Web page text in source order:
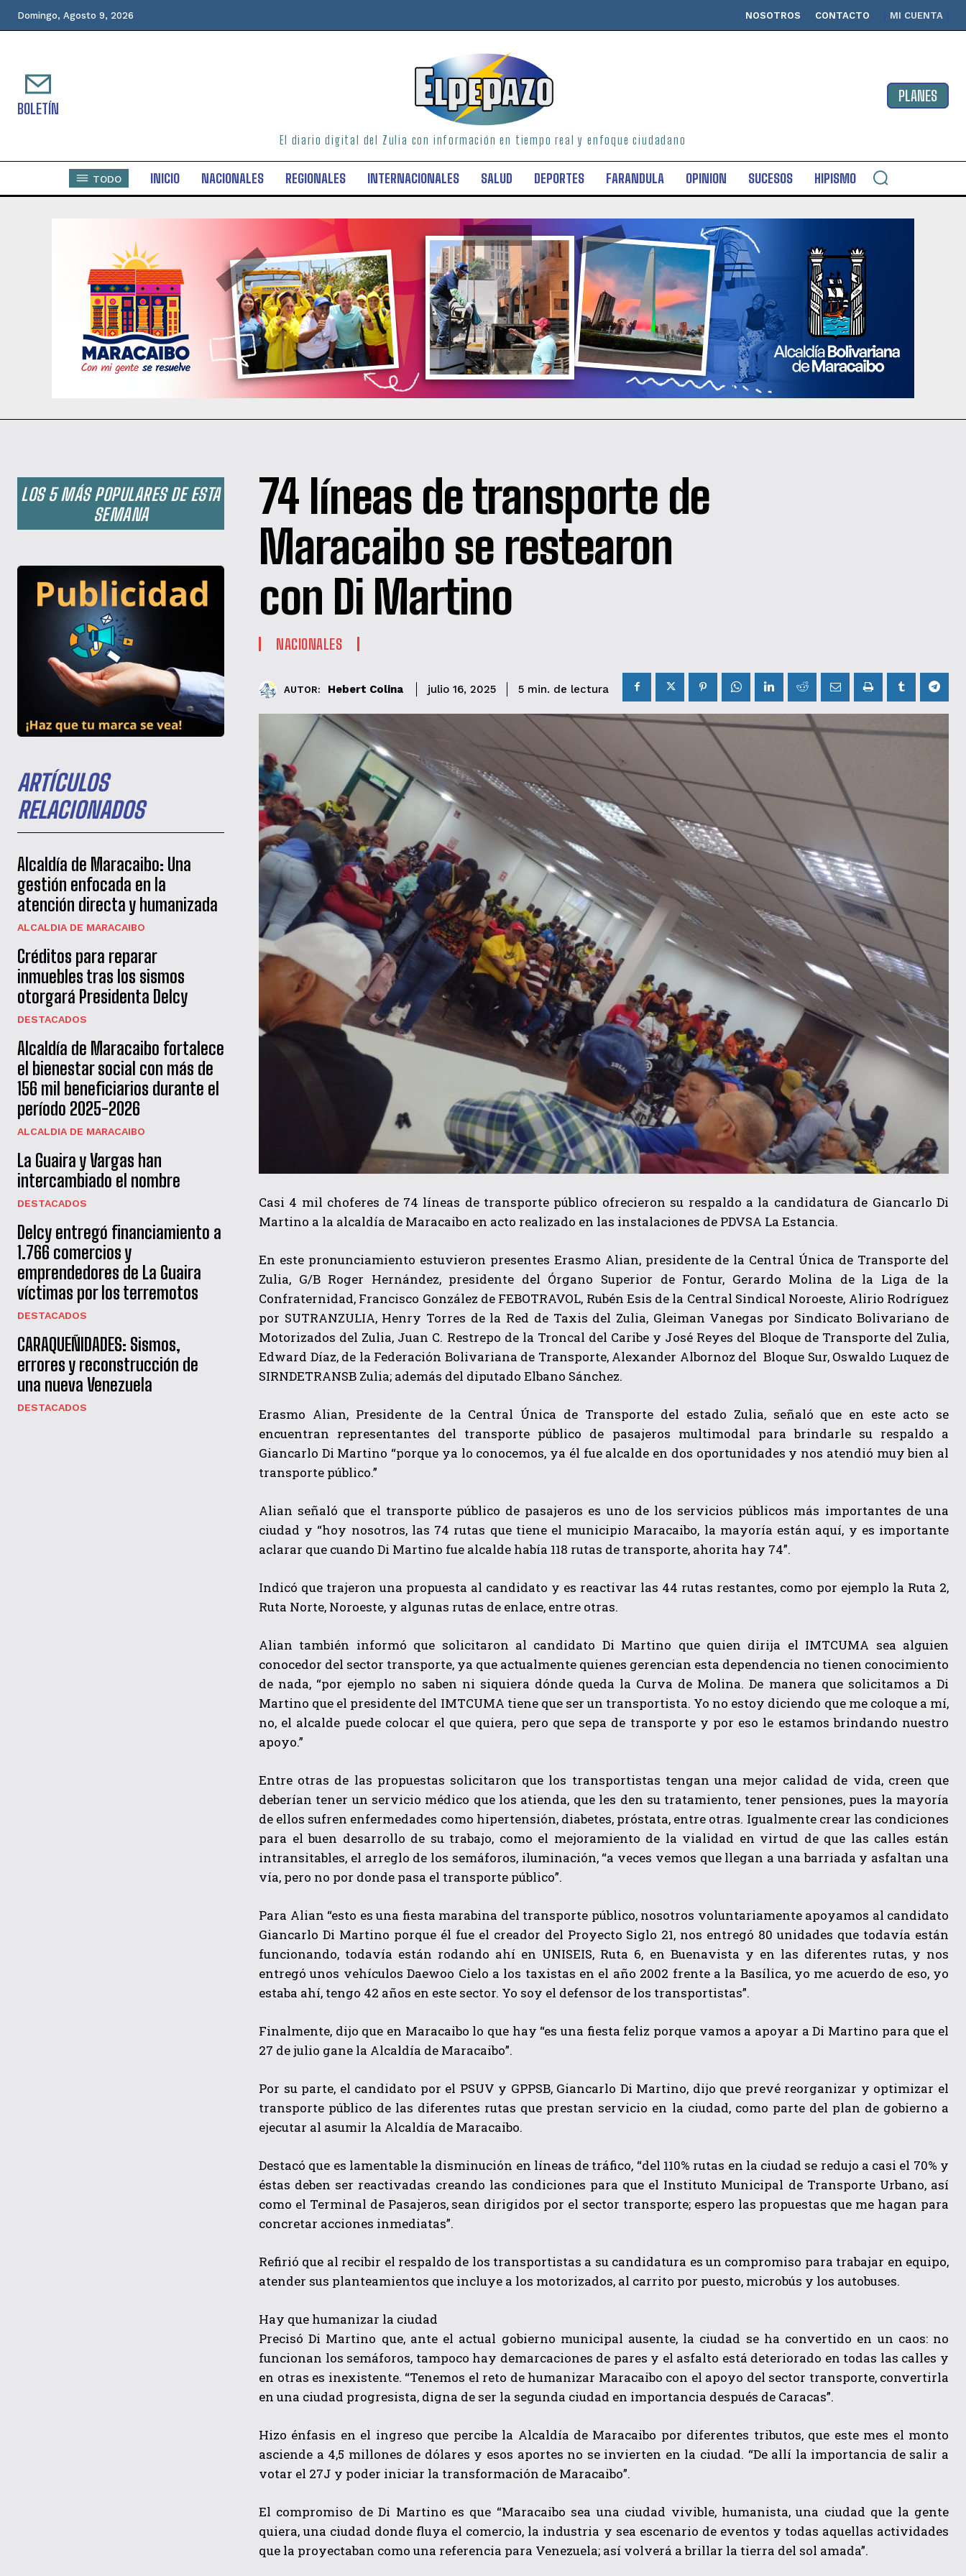
QUIERO SUSCRIBIRME
He leído y acepto las
Domingo, Agosto 9, 2026 NOSOTROS CONTACTO MI CUENTA
BOLETÍN
El diario digital del Zulia con información en tiempo real y enfoque ciudadano
PLANES
TODO INICIO NACIONALES REGIONALES INTERNACIONALES SALUD DEPORTES FARANDULA OPINION SUCESOS HIPISMO
LOS 5 MÁS POPULARES DE ESTA
SEMANA
ARTÍCULOS
RELACIONADOS
Alcaldía de Maracaibo: Una
gestión enfocada en la
atención directa y humanizada
ALCALDIA DE MARACAIBO
Créditos para reparar
inmuebles tras los sismos
otorgará Presidenta Delcy
DESTACADOS
Alcaldía de Maracaibo fortalece
el bienestar social con más de
156 mil beneficiarios durante el
período 2025-2026
ALCALDIA DE MARACAIBO
La Guaira y Vargas han
intercambiado el nombre
DESTACADOS
Delcy entregó financiamiento a
1.766 comercios y
emprendedores de La Guaira
víctimas por los terremotos
DESTACADOS
CARAQUEÑIDADES: Sismos,
errores y reconstrucción de
una nueva Venezuela
DESTACADOS
74 líneas de transporte de
Maracaibo se restearon
con Di Martino
NACIONALES
AUTOR: Hebert Colina julio 16, 2025 5 min. de lectura
Casi 4 mil choferes de 74 líneas de transporte público ofrecieron su respaldo a la candidatura de Giancarlo Di
Martino a la alcaldía de Maracaibo en acto realizado en las instalaciones de PDVSA La Estancia.
En este pronunciamiento estuvieron presentes Erasmo Alian, presidente de la Central Única de Transporte del
Zulia, G/B Roger Hernández, presidente del Órgano Superior de Fontur, Gerardo Molina de la Liga de la
Confraternidad, Francisco González de FEBOTRAVOL, Rubén Esis de la Central Sindical Noroeste, Alirio Rodríguez
por SUTRANZULIA, Henry Torres de la Red de Taxis del Zulia, Gleiman Vanegas por Sindicato Bolivariano de
Motorizados del Zulia, Juan C. Restrepo de la Troncal del Caribe y José Reyes del Bloque de Transporte del Zulia,
Edward Díaz, de la Federación Bolivariana de Transporte, Alexander Albornoz del Bloque Sur, Oswaldo Luquez de
SIRNDETRANSB Zulia; además del diputado Elbano Sánchez.
Erasmo Alian, Presidente de la Central Única de Transporte del estado Zulia, señaló que en este acto se
encuentran representantes del transporte público de pasajeros multimodal para brindarle su respaldo a
Giancarlo Di Martino “porque ya lo conocemos, ya él fue alcalde en dos oportunidades y nos atendió muy bien al
transporte público.”
Alian señaló que el transporte público de pasajeros es uno de los servicios públicos más importantes de una
ciudad y “hoy nosotros, las 74 rutas que tiene el municipio Maracaibo, la mayoría están aquí, y es importante
aclarar que cuando Di Martino fue alcalde había 118 rutas de transporte, ahorita hay 74”.
Indicó que trajeron una propuesta al candidato y es reactivar las 44 rutas restantes, como por ejemplo la Ruta 2,
Ruta Norte, Noroeste, y algunas rutas de enlace, entre otras.
Alian también informó que solicitaron al candidato Di Martino que quien dirija el IMTCUMA sea alguien
conocedor del sector transporte, ya que actualmente quienes gerencian esta dependencia no tienen conocimiento
de nada, “por ejemplo no saben ni siquiera dónde queda la Curva de Molina. De manera que solicitamos a Di
Martino que el presidente del IMTCUMA tiene que ser un transportista. Yo no estoy diciendo que me coloque a mí,
no, el alcalde puede colocar el que quiera, pero que sepa de transporte y por eso le estamos brindando nuestro
apoyo.”
Entre otras de las propuestas solicitaron que los transportistas tengan una mejor calidad de vida, creen que
deberían tener un servicio médico que los atienda, que les den su tratamiento, tener pensiones, pues la mayoría
de ellos sufren enfermedades como hipertensión, diabetes, próstata, entre otras. Igualmente crear las condiciones
para el buen desarrollo de su trabajo, como el mejoramiento de la vialidad en virtud de que las calles están
intransitables, el arreglo de los semáforos, iluminación, “a veces vemos que llegan a una barriada y asfaltan una
vía, pero no por donde pasa el transporte público”.
Para Alian “esto es una fiesta marabina del transporte público, nosotros voluntariamente apoyamos al candidato
Giancarlo Di Martino porque él fue el creador del Proyecto Siglo 21, nos entregó 80 unidades que todavía están
funcionando, todavía están rodando ahí en UNISEIS, Ruta 6, en Buenavista y en las diferentes rutas, y nos
entregó unos vehículos Daewoo Cielo a los taxistas en el año 2002 frente a la Basílica, yo me acuerdo de eso, yo
estaba ahí, tengo 42 años en este sector. Yo soy el defensor de los transportistas”.
Finalmente, dijo que en Maracaibo lo que hay “es una fiesta feliz porque vamos a apoyar a Di Martino para que el
27 de julio gane la Alcaldía de Maracaibo”.
Por su parte, el candidato por el PSUV y GPPSB, Giancarlo Di Martino, dijo que prevé reorganizar y optimizar el
transporte público de las diferentes rutas que prestan servicio en la ciudad, como parte del plan de gobierno a
ejecutar al asumir la Alcaldía de Maracaibo.
Destacó que es lamentable la disminución en líneas de tráfico, “del 110% rutas en la ciudad se redujo a casi el 70% y
éstas deben ser reactivadas creando las condiciones para que el Instituto Municipal de Transporte Urbano, así
como el Terminal de Pasajeros, sean dirigidos por el sector transporte; espero las propuestas que me hagan para
concretar acciones inmediatas”.
Refirió que al recibir el respaldo de los transportistas a su candidatura es un compromiso para trabajar en equipo,
atender sus planteamientos que incluye a los motorizados, al carrito por puesto, microbús y los autobuses.
Hay que humanizar la ciudad
Precisó Di Martino que, ante el actual gobierno municipal ausente, la ciudad se ha convertido en un caos: no
funcionan los semáforos, tampoco hay demarcaciones de pares y el asfalto está deteriorado en todas las calles y
en otras es inexistente. “Tenemos el reto de humanizar Maracaibo con el apoyo del sector transporte, convertirla
en una ciudad progresista, digna de ser la segunda ciudad en importancia después de Caracas”.
Hizo énfasis en el ingreso que percibe la Alcaldía de Maracaibo por diferentes tributos, que este mes el monto
asciende a 4,5 millones de dólares y esos aportes no se invierten en la ciudad. “De allí la importancia de salir a
votar el 27J y poder iniciar la transformación de Maracaibo”.
El compromiso de Di Martino es que “Maracaibo sea una ciudad vivible, humanista, una ciudad que la gente
quiera, una ciudad donde fluya el comercio, la industria y sea escenario de eventos y todas aquellas actividades
que la proyectaban como una referencia para Venezuela; así volverá a brillar la tierra del sol amada”.